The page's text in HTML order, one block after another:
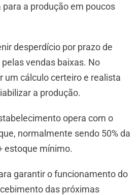
a produção em poucos
desperdício por prazo de
vendas baixas. No
um cálculo certeiro e realista
a produção.
opera com o
normalmente sendo 50% da
estoque mínimo.
garantir o funcionamento do
das próximas